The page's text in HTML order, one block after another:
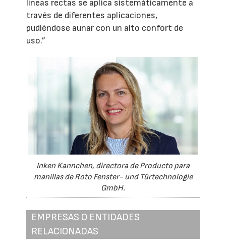
líneas rectas se aplica sistemáticamente a
través de diferentes aplicaciones,
pudiéndose aunar con un alto confort de
uso.”
Inken Kannchen, directora de Producto para
manillas de Roto Fenster- und Türtechnologie
GmbH.
EMPRESAS O ENTIDADES
RELACIONADAS